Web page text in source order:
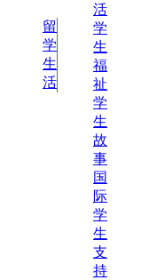
留
学
生
活
活
学
生
福
祉
学
生
故
事
国
际
学
生
支
持